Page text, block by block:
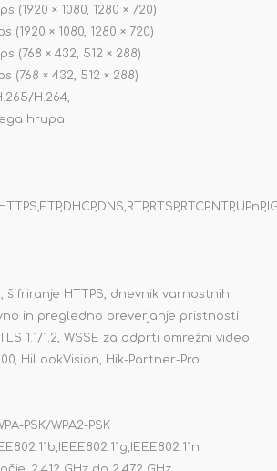
(1920 × 1080, 1280 × 720)
(1920 × 1080, 1280 × 720)
(768 × 432, 512 × 288)
(768 × 432, 512 × 288)
H.264,
hrupa
šifriranje HTTPS, dnevnik varnostnih
in pregledno preverjanje pristnosti
1.1/1.2, WSSE za odprti omrežni video
HiLookVision, Hik-Partner-Pro
PSK/WPA2-PSK